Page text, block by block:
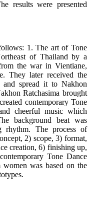
results were presented
1. The art of Tone
of Thailand by a
the war in Vientiane,
They later received the
spread it to Nakhon
Ratchasima brought
contemporary Tone
cheerful music which
background beat was
rhythm. The process of
2) scope, 3) format,
creation, 6) finishing up,
Tone Dance
was based on the